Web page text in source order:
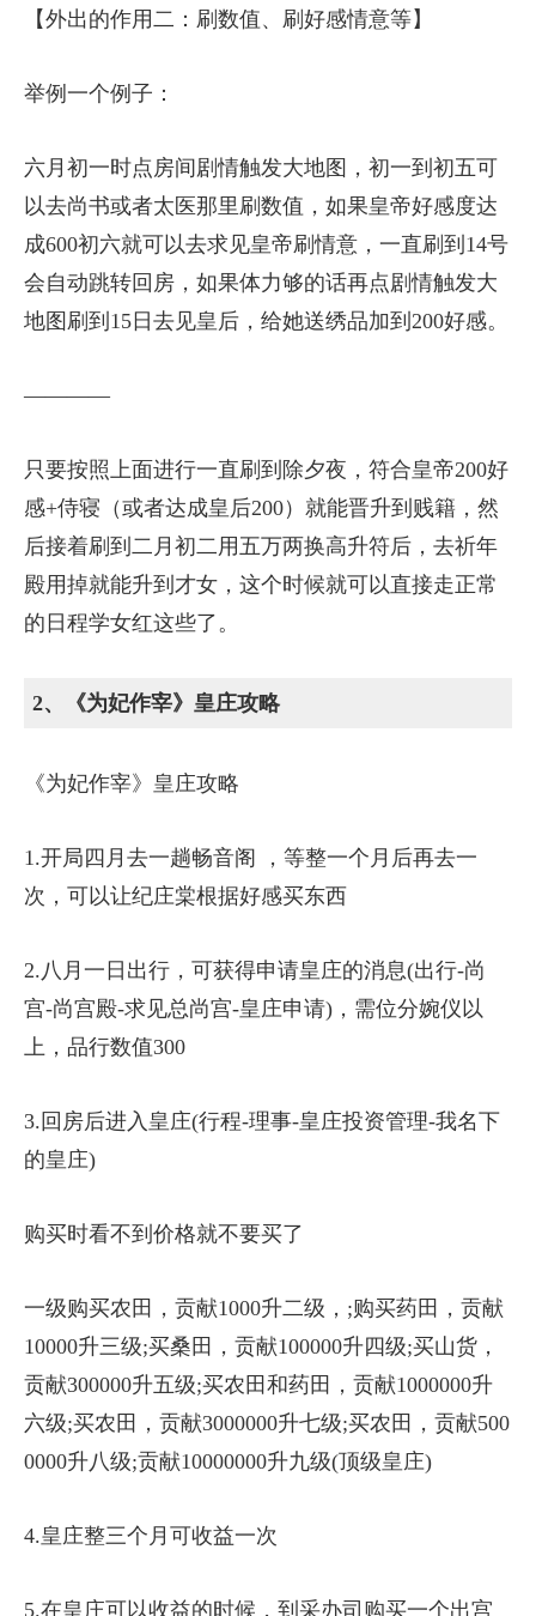
【外出的作用二：刷数值、刷好感情意等】
举例一个例子：
六月初一时点房间剧情触发大地图，初一到初五可
以去尚书或者太医那里刷数值，如果皇帝好感度达
成600初六就可以去求见皇帝刷情意，一直刷到14号
会自动跳转回房，如果体力够的话再点剧情触发大
地图刷到15日去见皇后，给她送绣品加到200好感。
————
只要按照上面进行一直刷到除夕夜，符合皇帝200好
感+侍寝（或者达成皇后200）就能晋升到贱籍，然
后接着刷到二月初二用五万两换高升符后，去祈年
殿用掉就能升到才女，这个时候就可以直接走正常
的日程学女红这些了。
2、《为妃作宰》皇庄攻略
《为妃作宰》皇庄攻略
1.开局四月去一趟畅音阁 ，等整一个月后再去一
次，可以让纪庄棠根据好感买东西
2.八月一日出行，可获得申请皇庄的消息(出行-尚
宫-尚宫殿-求见总尚宫-皇庄申请)，需位分婉仪以
上，品行数值300
3.回房后进入皇庄(行程-理事-皇庄投资管理-我名下
的皇庄)
购买时看不到价格就不要买了
一级购买农田，贡献1000升二级，;购买药田，贡献
10000升三级;买桑田，贡献100000升四级;买山货，
贡献300000升五级;买农田和药田，贡献1000000升
六级;买农田，贡献3000000升七级;买农田，贡献500
0000升八级;贡献10000000升九级(顶级皇庄)
4.皇庄整三个月可收益一次
5.在皇庄可以收益的时候，到采办司购买一个出宫